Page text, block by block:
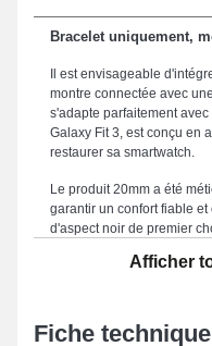
Bracelet uniquement,
Il est envisageable
montre connectée avec
s'adapte parfaitement
Galaxy Fit 3, est conçu en
restaurer sa smartwatch.
Le produit 20mm a été
garantir un confort fiable
d'aspect noir de premier
Le bracelet constitue un
ou brisé, puisqu'il est
montre répond idéalement
Afficher
Fiche technique